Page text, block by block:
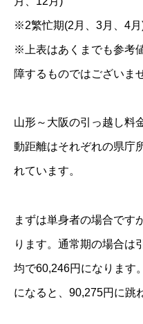
※2繁忙期(2月、3月、4
※上表はあくまでも参考
障するものではございま
山形～大阪の引っ越し料
動距離はそれぞれの県庁
れています。
まずは単身者の場合です
ります。通常期の場合は
均で60,246円になります
になると、90,275円に跳